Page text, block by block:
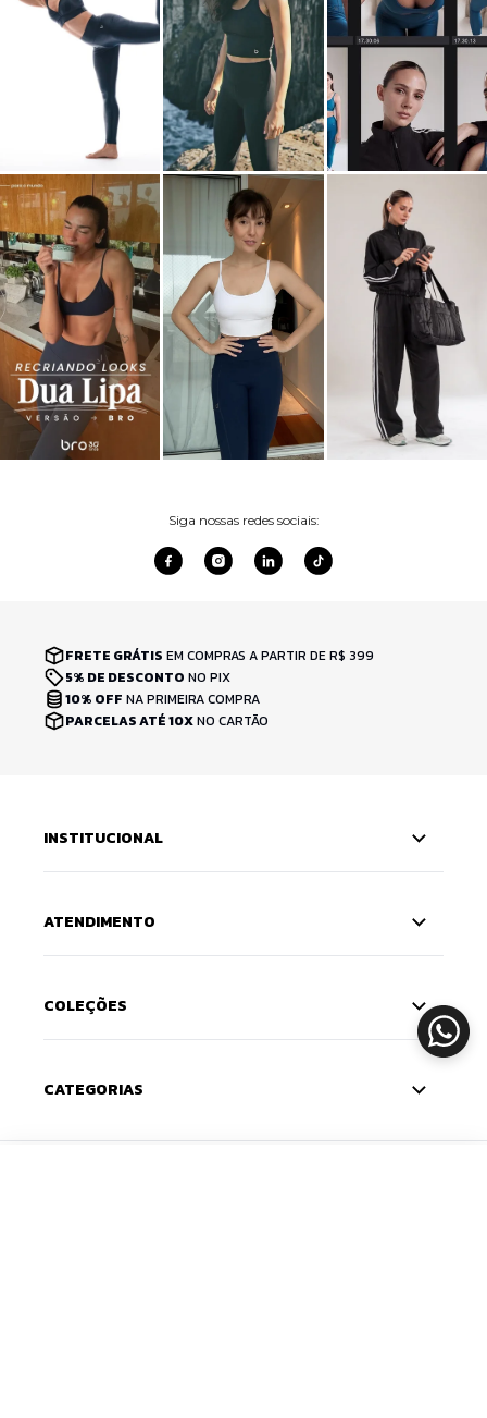
Siga nossas redes sociais:
FRETE GRÁTIS EM COMPRAS A PARTIR DE R$ 399
5% DE DESCONTO NO PIX
10% OFF NA PRIMEIRA COMPRA
PARCELAS ATÉ 10XNO CARTÃO
INSTITUCIONAL
ATENDIMENTO
COLEÇÕES
CATEGORIAS